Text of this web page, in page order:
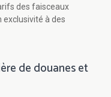
des faisceaux
exclusivité à des
de douanes et